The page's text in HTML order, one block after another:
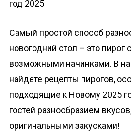
Самый простой способ
новогодний стол – это пирог
возможными начинками. В
найдете рецепты пирогов,
подходящие к Новому 2025
гостей разнообразием
оригинальными закусками!